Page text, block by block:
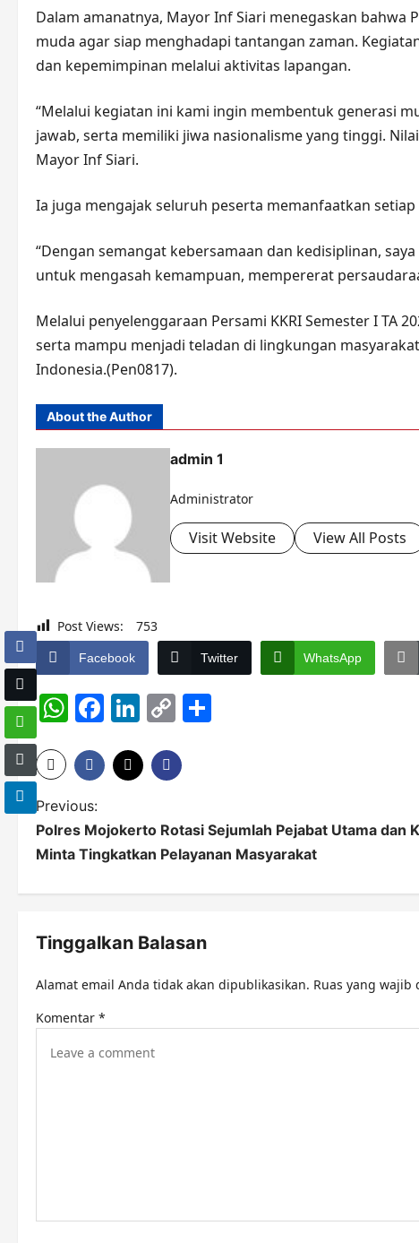
Dalam amanatnya, Mayor Inf Siari menegaskan
muda agar siap menghadapi tantangan zaman.
dan kepemimpinan melalui aktivitas lapangan.
“Melalui kegiatan ini kami ingin membentuk generasi
jawab, serta memiliki jiwa nasionalisme yang tinggi.
Mayor Inf Siari.
Ia juga mengajak seluruh peserta memanfaatkan
“Dengan semangat kebersamaan dan kedisiplinan,
untuk mengasah kemampuan, mempererat
Melalui penyelenggaraan Persami KKRI Semester I
serta mampu menjadi teladan di lingkungan
Indonesia.(Pen0817).
About the Author
admin 1
Administrator
Visit Website View All Posts
Post Views: 753
Facebook Twitter WhatsApp
WhatsApp
Facebook
LinkedIn
Copy
P
o
n
i
n
Previous:
Polres Mojokerto Rotasi Sejumlah Pejabat Utama dan
Minta Tingkatkan Pelayanan Masyarakat
Tinggalkan Balasan
Alamat email Anda tidak akan dipublikasikan. Ruas yang wajib
Komentar *